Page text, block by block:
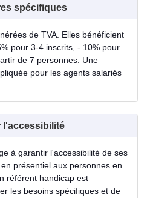
spécifiques
de TVA. Elles bénéficient
pour 3-4 inscrits, - 10% pour
de 7 personnes. Une
pour les agents salariés
l'accessibilité
à garantir l'accessibilité de ses
présentiel aux personnes en
référent handicap est
les besoins spécifiques et de